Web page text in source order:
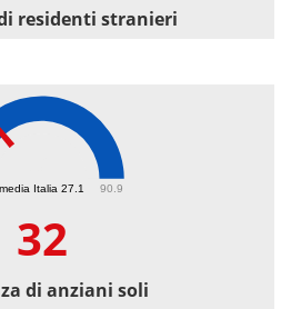
residenti stranieri
media Italia 27.1 90.9
32
di anziani soli